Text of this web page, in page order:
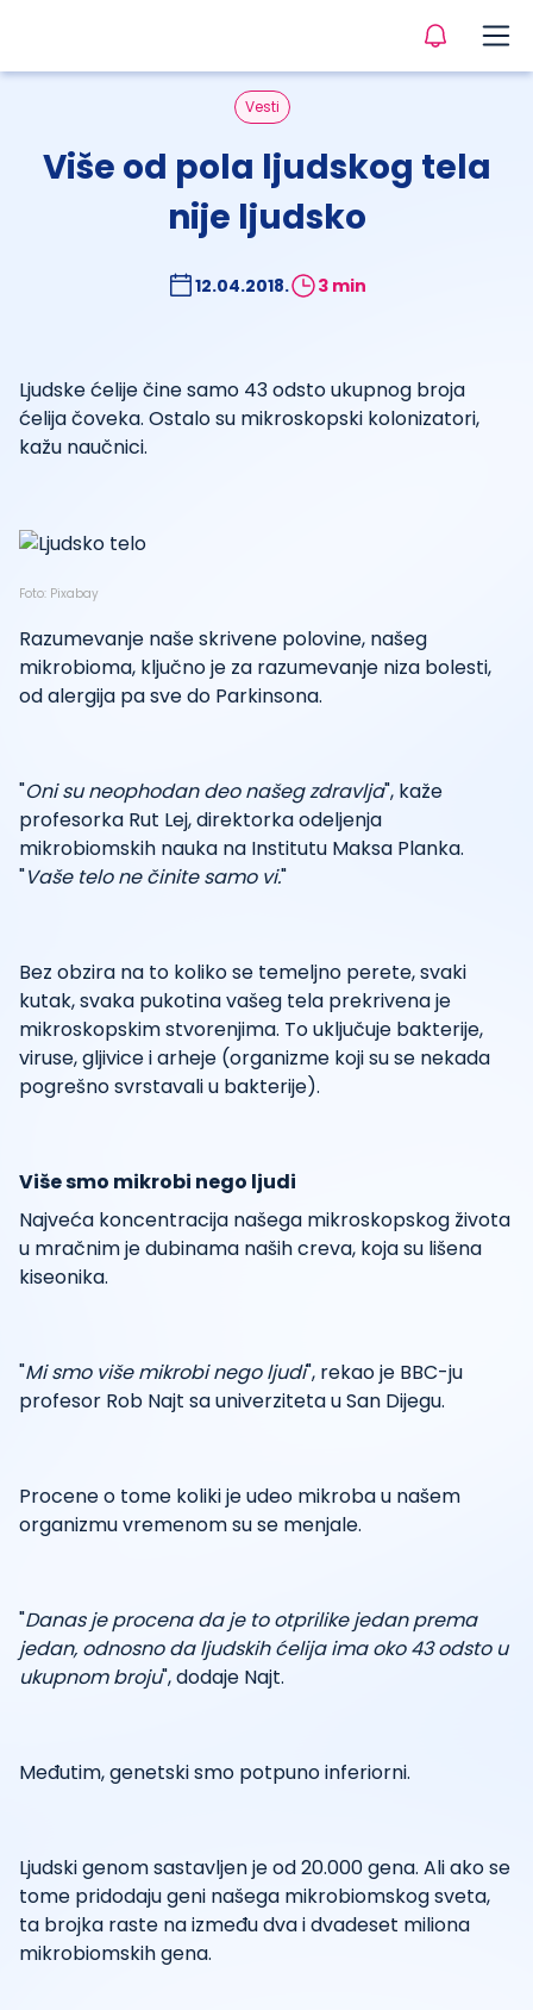
Vesti
Više od pola ljudskog tela
nije ljudsko
12.04.2018. 3 min
Ljudske ćelije čine samo 43 odsto ukupnog broja
ćelija čoveka. Ostalo su mikroskopski kolonizatori,
kažu naučnici.
Foto: Pixabay
Razumevanje naše skrivene polovine, našeg
mikrobioma, ključno je za razumevanje niza bolesti,
od alergija pa sve do Parkinsona.
"Oni su neophodan deo našeg zdravlja", kaže
profesorka Rut Lej, direktorka odeljenja
mikrobiomskih nauka na Institutu Maksa Planka.
"Vaše telo ne činite samo vi."
Bez obzira na to koliko se temeljno perete, svaki
kutak, svaka pukotina vašeg tela prekrivena je
mikroskopskim stvorenjima. To uključuje bakterije,
viruse, gljivice i arheje (organizme koji su se nekada
pogrešno svrstavali u bakterije).
Više smo mikrobi nego ljudi
Najveća koncentracija našega mikroskopskog života
u mračnim je dubinama naših creva, koja su lišena
kiseonika.
"Mi smo više mikrobi nego ljudi", rekao je BBC-ju
profesor Rob Najt sa univerziteta u San Dijegu.
Procene o tome koliki je udeo mikroba u našem
organizmu vremenom su se menjale.
"Danas je procena da je to otprilike jedan prema
jedan, odnosno da ljudskih ćelija ima oko 43 odsto u
ukupnom broju", dodaje Najt.
Međutim, genetski smo potpuno inferiorni.
Ljudski genom sastavljen je od 20.000 gena. Ali ako se
tome pridodaju geni našega mikrobiomskog sveta,
ta brojka raste na između dva i dvadeset miliona
mikrobiomskih gena.